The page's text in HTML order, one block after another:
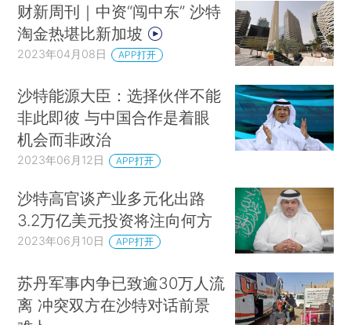
财新周刊｜中资“闯中东” 沙特
淘金热堪比新加坡
2023年04月08日 APP打开
沙特能源大臣：选择伙伴不能
非此即彼 与中国合作是着眼
机会而非政治
2023年06月12日 APP打开
沙特高官谈产业多元化出路
3.2万亿美元投资将注向何方
2023年06月10日 APP打开
苏丹军事内争已致逾30万人流
离 冲突双方在沙特对话前景